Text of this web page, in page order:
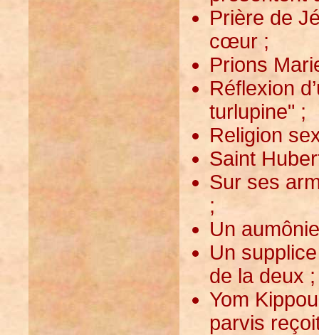
Prière de
cœur ;
Prions
Réflexion
turlupine" ;
Religion
Saint
Sur ses
;
Un
Un
de la deux
Yom
parvis